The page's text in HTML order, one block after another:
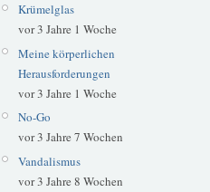
Krümelglas
vor 3 Jahre 1 Woche
Meine körperlichen
Herausforderungen
vor 3 Jahre 1 Woche
No-Go
vor 3 Jahre 7 Wochen
Vandalismus
vor 3 Jahre 8 Wochen